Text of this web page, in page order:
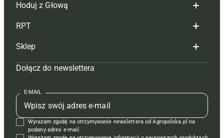
Redakcja
Reklama
Tagi
Mapa serwisu
Kontakt
Regulamin
Polityka prywatności
Hoduj z Głową
Hoduj z głową bydło
Hoduj z głową świnie
Prenumerata
Redakcja
Kontakt
Reklama
RPT
Redakcja
Prenumerata
Reklama
Kontakt
Krzyżówki
Sklep
Czasopisma i prenumerata
Książki
Regulamin
Dołącz do newslettera
E-MAIL
Wyrażam zgodę na otrzymywanie newslettera od Agropolska.pl na
podany adres e-mail.